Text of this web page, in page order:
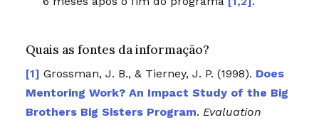
Quais as fontes da informação?
Grossman, J. B., & Tierney, J. P. (1998). Does
Mentoring Work? An Impact Study of the Big
Brothers Big Sisters Program. Evaluation